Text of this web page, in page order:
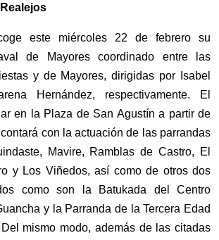
este miércoles 22 de febrero su
de Mayores coordinado entre las
y de Mayores, dirigidas por Isabel
Hernández, respectivamente. El
en la Plaza de San Agustín a partir de
con la actuación de las parrandas
Mavire, Ramblas de Castro, El
y Los Viñedos, así como de otros dos
como son la Batukada del Centro
y la Parranda de la Tercera Edad
mismo modo, además de las citadas